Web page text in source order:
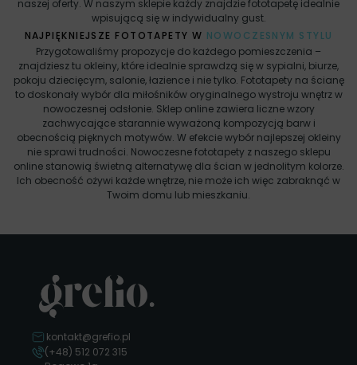
naszej oferty. W naszym sklepie każdy znajdzie fototapetę idealnie
wpisującą się w indywidualny gust.
NAJPIĘKNIEJSZE FOTOTAPETY W NOWOCZESNYM STYLU
Przygotowaliśmy propozycje do każdego pomieszczenia –
znajdziesz tu okleiny, które idealnie sprawdzą się w sypialni, biurze,
pokoju dziecięcym, salonie, łazience i nie tylko. Fototapety na ścianę
to doskonały wybór dla miłośników oryginalnego wystroju wnętrz w
nowoczesnej odsłonie. Sklep online zawiera liczne wzory
zachwycające starannie wyważoną kompozycją barw i
obecnością pięknych motywów. W efekcie wybór najlepszej okleiny
nie sprawi trudności. Nowoczesne fototapety z naszego sklepu
online stanowią świetną alternatywę dla ścian w jednolitym kolorze.
Ich obecność ożywi każde wnętrze, nie może ich więc zabraknąć w
Twoim domu lub mieszkaniu.
kontakt@grefio.pl
(+48) 512 072 315